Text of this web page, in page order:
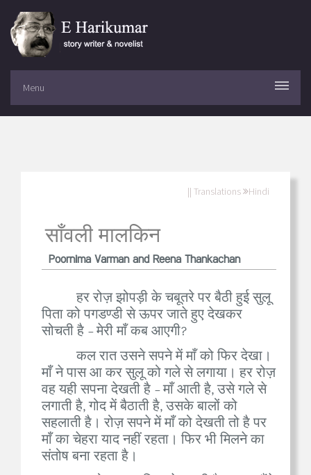
Menu
|| Translations Hindi
साँवली मालकिन
Poornima Varman and Reena Thankachan
हर रोज़ झोपड़ी के चबूतरे पर बैठी हुई सुलू
पिता को पगडण्डी से ऊपर जाते हुए देखकर
सोचती है - मेरी माँ कब आएगी?
कल रात उसने सपने में माँ को फिर देखा।
माँ ने पास आ कर सुलू को गले से लगाया। हर रोज़
वह यही सपना देखती है - माँ आती है, उसे गले से
लगाती है, गोद में बैठाती है, उसके बालों को
सहलाती है। रोज़ सपने में माँ को देखती तो है पर
माँ का चेहरा याद नहीं रहता। फिर भी मिलने का
संतोष बना रहता है।